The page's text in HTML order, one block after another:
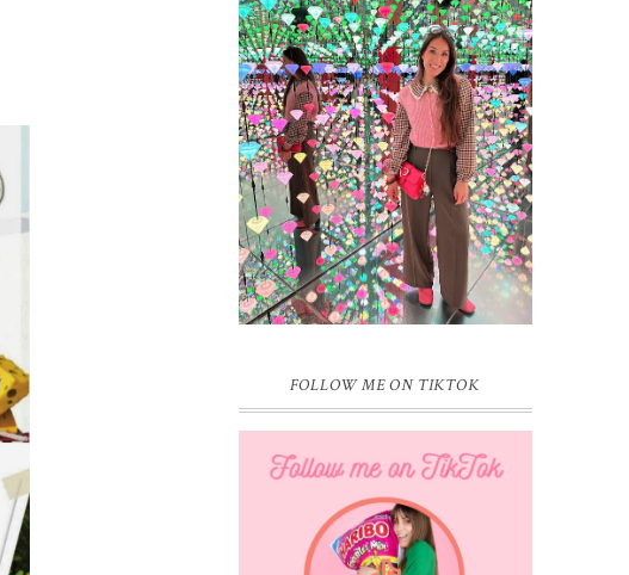
16 JAAR SPRINKLES ON A
CUPCAKE
Vandaag is het weer zo’n moment waarop
ik even bewust op de pauzeknop duw, want
Sprinkles on a Cupcake bestaat 16 jaar.
Zestien. Dat blijft ...
FOLLOW ME ON TIKTOK